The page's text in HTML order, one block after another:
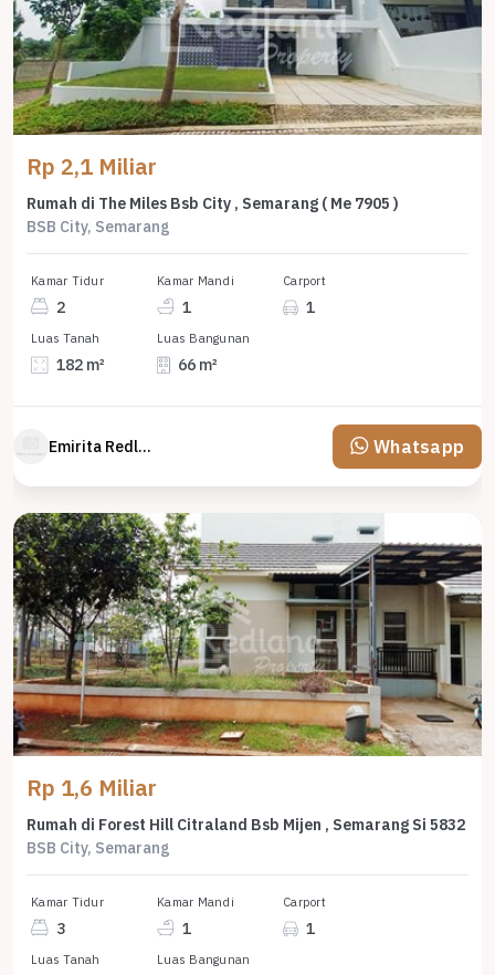
Rp 2,1 Miliar
Rumah di The Miles Bsb City , Semarang ( Me 7905 )
BSB City, Semarang
Kamar Tidur
2
Kamar Mandi
1
Carport
1
Luas Tanah
182 m²
Luas Bangunan
66 m²
Emirita Redland Whatsapp
Rp 1,6 Miliar
Rumah di Forest Hill Citraland Bsb Mijen , Semarang Si 5832
BSB City, Semarang
Kamar Tidur
3
Kamar Mandi
1
Carport
1
Luas Tanah Luas Bangunan